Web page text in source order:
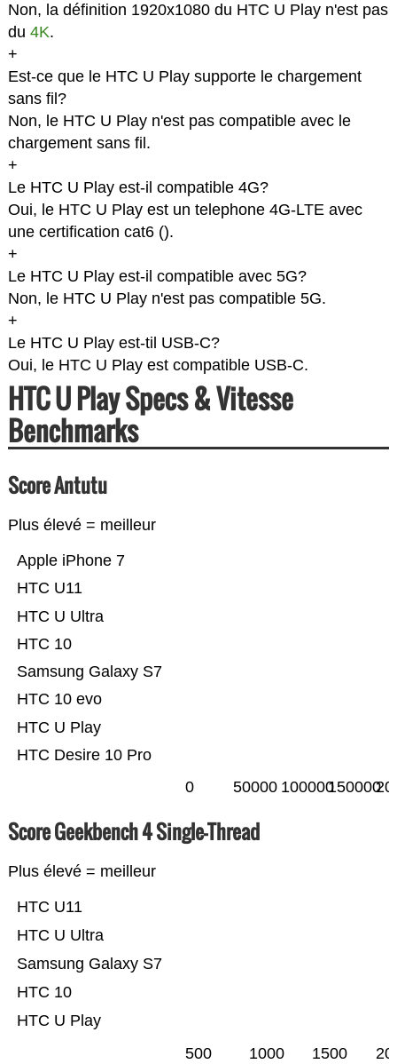
Non, la définition 1920x1080 du HTC U Play n'est pas
du 4K.
+
Est-ce que le HTC U Play supporte le chargement
sans fil?
Non, le HTC U Play n'est pas compatible avec le
chargement sans fil.
+
Le HTC U Play est-il compatible 4G?
Oui, le HTC U Play est un telephone 4G-LTE avec
une certification cat6 ().
+
Le HTC U Play est-il compatible avec 5G?
Non, le HTC U Play n'est pas compatible 5G.
+
Le HTC U Play est-til USB-C?
Oui, le HTC U Play est compatible USB-C.
HTC U Play Specs & Vitesse
Benchmarks
Score Antutu
Plus élevé = meilleur
HTC Desire 10 Pro
HTC U Play
HTC 10 evo
Samsung Galaxy S7
HTC 10
HTC U Ultra
HTC U11
Apple iPhone 7
0 50000 100000150000
Score Geekbench 4 Single-Thread
Plus élevé = meilleur
HTC U Play
HTC 10
Samsung Galaxy S7
HTC U Ultra
HTC U11
500 1000 1500